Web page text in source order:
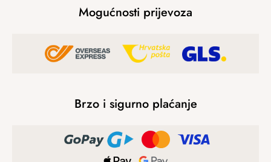
Mogućnosti prijevoza
Brzo i sigurno plaćanje